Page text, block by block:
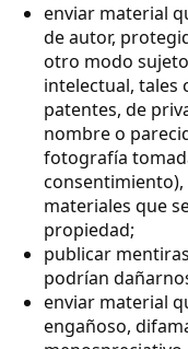
enviar material
de autor,
otro modo
intelectual, tales
patentes, de
nombre o
fotografía
materiales que
propiedad;
publicar
podrían
enviar material
engañoso,